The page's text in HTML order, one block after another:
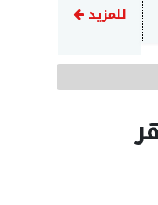
إصابة طفل (10 سنوات) بصعقة كهربائية في عرعرة النقب
للمزيد